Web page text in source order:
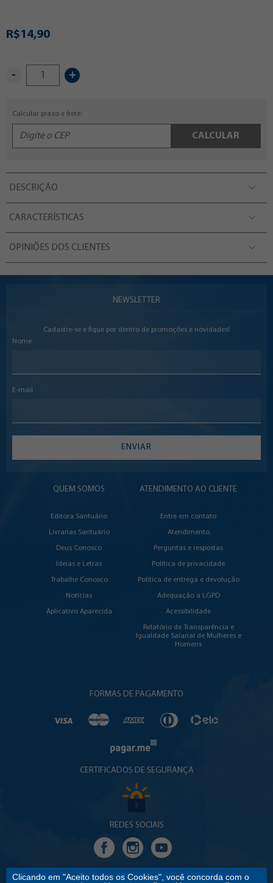
R$14,90
- +
Calcular prazo e frete:
CALCULAR
DESCRIÇÃO
CARACTERÍSTICAS
OPINIÕES DOS CLIENTES
NEWSLETTER
Cadastre-se e fique por dentro de promoções e novidades!
Nome
E-mail
ENVIAR
QUEM SOMOS
Editora Santuário
Livrarias Santuário
Deus Conosco
Ideias e Letras
Trabalhe Conosco
Notícias
Aplicativo Aparecida
ATENDIMENTO AO CLIENTE
Entre em contato
Atendimento
Perguntas e respostas
Política de privacidade
Política de entrega e devolução
Adequação a LGPD
Acessibilidade
Relatório de Transparência e
Igualdade Salarial de Mulheres e
Homens
FORMAS DE PAGAMENTO
CERTIFICADOS DE SEGURANÇA
REDES SOCIAIS
Clicando em "Aceito todos os Cookies", você concorda com o